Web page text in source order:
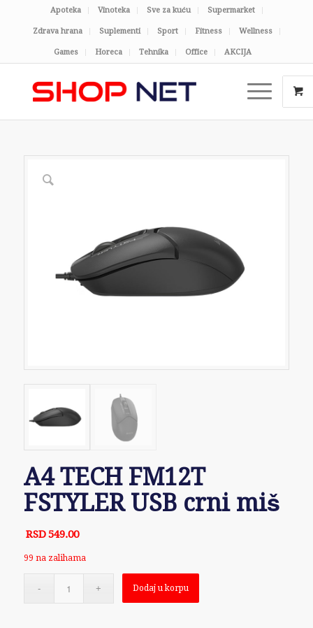
Apoteka Vinoteka Sve za kuću Supermarket
Zdrava hrana Suplementi Sport Fitness Wellness
Games Horeca Tehnika Office AKCIJA
A4 TECH FM12T
FSTYLER USB crni miš
RSD549.00
99 na zalihama
Dodaj u korpu